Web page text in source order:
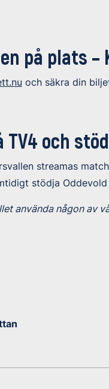
på plats –
och säkra din
och
streamas
stödja
använda någon av